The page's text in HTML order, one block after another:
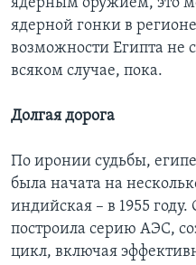
ядерным оружием, это
ядерной гонки в
возможности Египта не
всяком случае, пока.
Долгая дорога
По иронии судьбы,
была начата на
индийская – в 1955
построила серию АЭС,
цикл, включая